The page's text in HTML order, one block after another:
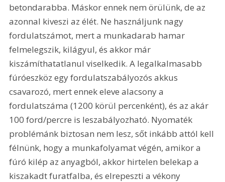
betondarabba. Máskor ennek nem örülünk, de az
azonnal kiveszi az élét. Ne használjunk nagy
fordulatszámot, mert a munkadarab hamar
felmelegszik, kilágyul, és akkor már
kiszámíthatatlanul viselkedik. A legalkalmasabb
fúróeszköz egy fordulatszabályozós akkus
csavarozó, mert ennek eleve alacsony a
fordulatszáma (1200 körül percenként), és az akár
100 ford/percre is leszabályozható. Nyomaték
problémánk biztosan nem lesz, sőt inkább attól kell
félnünk, hogy a munkafolyamat végén, amikor a
fúró kilép az anyagból, akkor hirtelen belekap a
kiszakadt furatfalba, és elrepeszti a vékony